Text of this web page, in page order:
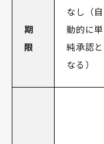
期
限
なし（自
動的に単
純承認と
なる）